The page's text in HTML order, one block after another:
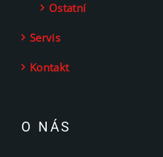
Ostatní
Servis
Kontakt
O NÁS